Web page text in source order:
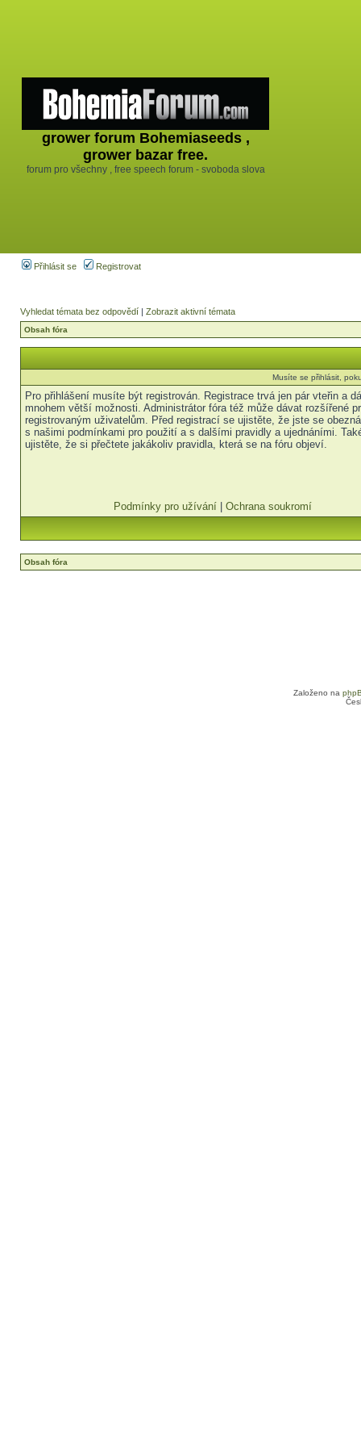
grower forum Bohemiaseeds ,
grower bazar free.
forum pro všechny , free speech forum - svoboda slova
Přihlásit se Registrovat
Vyhledat témata bez odpovědí | Zobrazit aktivní témata
Obsah fóra
Musíte se přihlásit,
Pro přihlášení musíte být registrován. Registrace trvá jen pár vteřin a
mnohem větší možnosti. Administrátor fóra též může dávat rozšířené
registrovaným uživatelům. Před registrací se ujistěte, že jste se
s našimi podmínkami pro použití a s dalšími pravidly a ujednáními.
ujistěte, že si přečtete jakákoliv pravidla, která se na fóru objeví.
Podmínky pro užívání Ochrana soukromí
Obsah fóra
Založeno na